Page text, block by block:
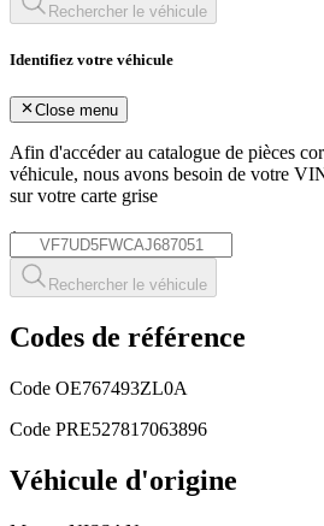
Rechercher le véhicule
Identifiez votre véhicule
Close menu
Afin d'accéder au catalogue de pièces
véhicule, nous avons besoin de votre
sur votre carte grise
*
Rechercher le véhicule
Codes de référence
Code OE767493ZL0A
Code PRE527817063896
Véhicule d'origine